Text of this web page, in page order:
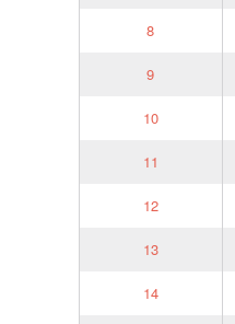
8
9
10
11
12
13
14